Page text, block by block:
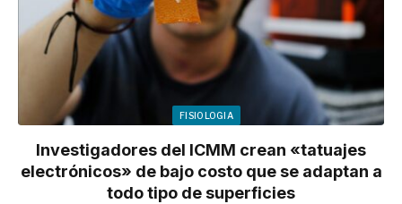
FISIOLOGIA
Investigadores del ICMM crean «tatuajes
electrónicos» de bajo costo que se adaptan a
todo tipo de superficies